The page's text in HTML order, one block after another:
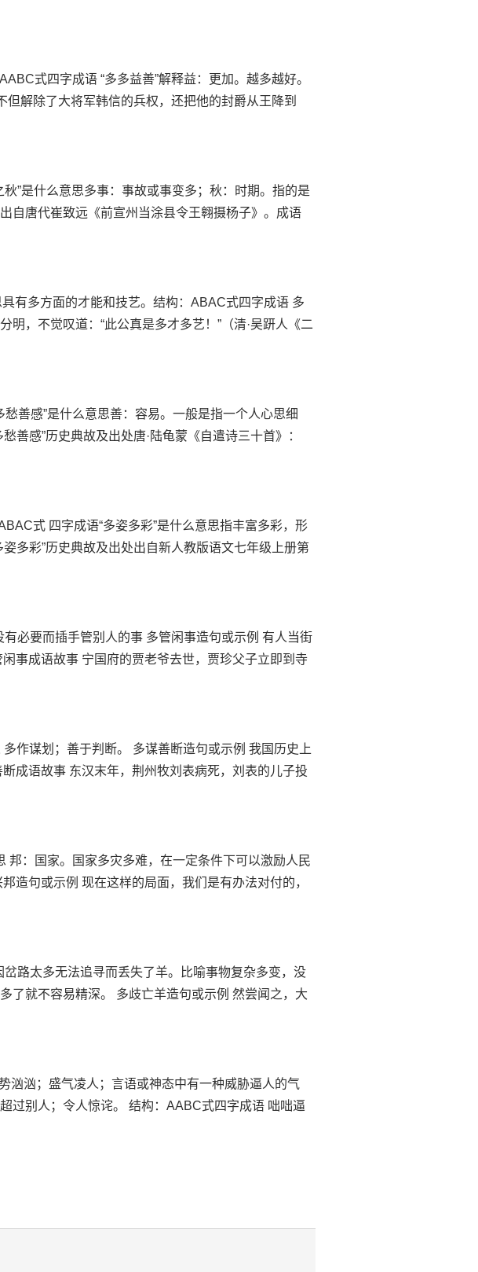
式四字成语 “多多益善”解释益：更加。越多越好。
但解除了大将军韩信的兵权，还把他的封爵从王降到
”是什么意思多事：事故或事变多；秋：时期。指的是
自唐代崔致远《前宣州当涂县令王翱摄杨子》。成语
有多方面的才能和技艺。结构：ABAC式四字成语 多
，不觉叹道：“此公真是多才多艺！”（清·吴趼人《二
善感”是什么意思善：容易。一般是指一个人心思细
善感”历史典故及出处唐·陆龟蒙《自遣诗三十首》：
式 四字成语“多姿多彩”是什么意思指丰富多彩，形
多彩”历史典故及出处出自新人教版语文七年级上册第
必要而插手管别人的事 多管闲事造句或示例 有人当街
事成语故事 宁国府的贾老爷去世，贾珍父子立即到寺
作谋划；善于判断。 多谋善断造句或示例 我国历史上
成语故事 东汉末年，荆州牧刘表病死，刘表的儿子投
邦：国家。国家多灾多难，在一定条件下可以激励人民
造句或示例 现在这样的局面，我们是有办法对付的，
路太多无法追寻而丢失了羊。比喻事物复杂多变，没
了就不容易精深。 多歧亡羊造句或示例 然尝闻之，大
汹汹；盛气凌人；言语或神态中有一种威胁逼人的气
过别人；令人惊诧。 结构：AABC式四字成语 咄咄逼